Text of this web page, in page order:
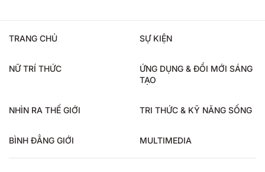
TRANG CHỦ SỰ KIỆN
NỮ TRÍ THỨC
ỨNG DỤNG & ĐỔI MỚI SÁNG
TẠO
NHÌN RA THẾ GIỚI TRI THỨC & KỸ NĂNG SỐNG
BÌNH ĐẲNG GIỚI MULTIMEDIA